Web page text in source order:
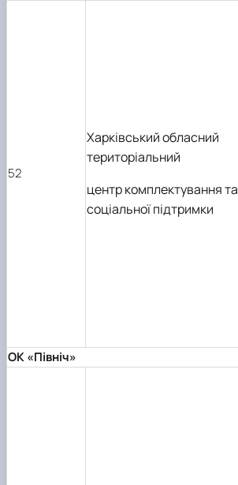
52
Харківський обласний
територіальний
центр комплектування та
соціальної підтримки
ОК «Північ»